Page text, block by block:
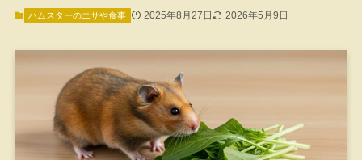
ハムスターのエサや食事 2025年8月27日 2026年5月9日